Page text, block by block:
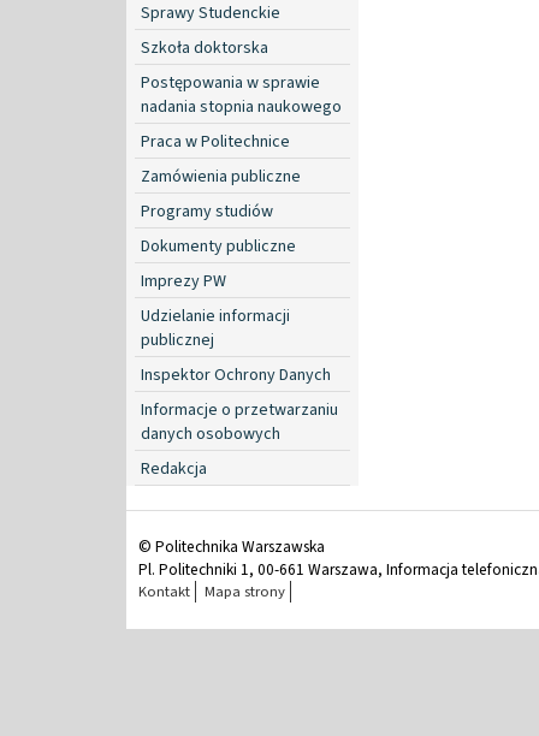
Sprawy Studenckie
Szkoła doktorska
Postępowania w sprawie
nadania stopnia naukowego
Praca w Politechnice
Zamówienia publiczne
Programy studiów
Dokumenty publiczne
Imprezy PW
Udzielanie informacji
publicznej
Inspektor Ochrony Danych
Informacje o przetwarzaniu
danych osobowych
Redakcja
© Politechnika Warszawska
Pl. Politechniki 1, 00-661 Warszawa, Informacja
Kontakt Mapa strony